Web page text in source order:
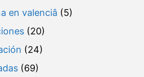
en valenciâ (5)
(20)
(24)
(69)